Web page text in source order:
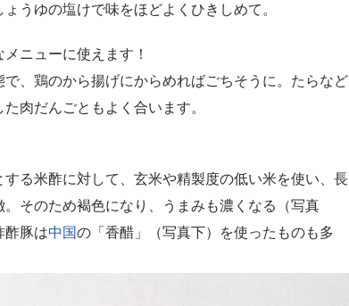
うゆの塩けで味をほどよくひきしめて。
ニューに使えます！
、鶏のから揚げにからめればごちそうに。たらなど
肉だんごともよく合います。
する米酢に対して、玄米や精製度の低い米を使い、長
そのため褐色になり、うまみも濃くなる（写真
酢豚は中国の「香醋」（写真下）を使ったものも多